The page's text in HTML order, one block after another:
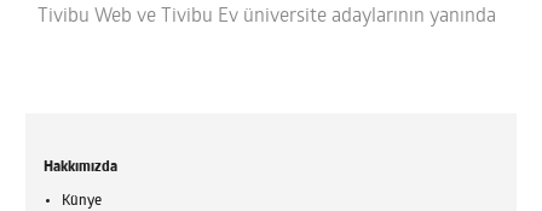
Tivibu Web ve Tivibu Ev üniversite adaylarının yanında
Hakkımızda
Künye